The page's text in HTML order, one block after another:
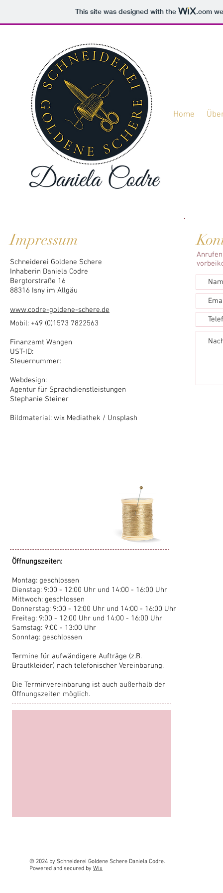
This site was designed with the .com
Home
Schneiderei Goldene Schere
Inhaberin Daniela Codre
Bergtorstraße 16
88316 Isny im Allgäu
www.codre-goldene-schere.de
Mobil: +49 (0)1573 7822563
Finanzamt Wangen
UST-ID:
Steuernummer:
Webdesign:
Agentur für Sprachdienstleistungen
Stephanie Steiner
Bildmaterial: wix Mediathek / Unsplash
Impressum
Öffnungszeiten:
Montag: geschlossen
Dienstag: 9:00 - 12:00 Uhr und 14:00 - 16:00 Uhr
Mittwoch: geschlossen
Donnerstag: 9:00 - 12:00 Uhr und 14:00 - 16:00 Uhr
Freitag: 9:00 - 12:00 Uhr und 14:00 - 16:00 Uhr
Samstag: 9:00 - 13:00 Uhr
Sonntag: geschlossen
Termine für aufwändigere Aufträge (z.B.
Brautkleider) nach telefonischer Vereinbarung.
Die Terminvereinbarung ist auch außerhalb der
Öffnungszeiten möglich.
© 2024 by Schneiderei Goldene Schere Daniela Codre.
Powered and secured by Wix